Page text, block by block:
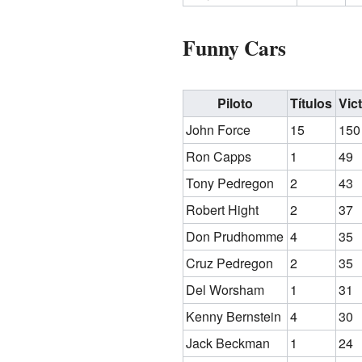
Funny Cars
Piloto Títulos
John Force
15
150
Ron Capps
1
49
Tony Pedregon
2
43
Robert Hight
2
37
Don Prudhomme 4
35
Cruz Pedregon
2
35
Del Worsham
1
31
Kenny Bernstein 4
30
Jack Beckman
1
24